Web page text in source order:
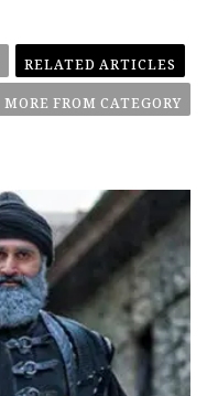
RELATED ARTICLES
MORE FROM CATEGORY